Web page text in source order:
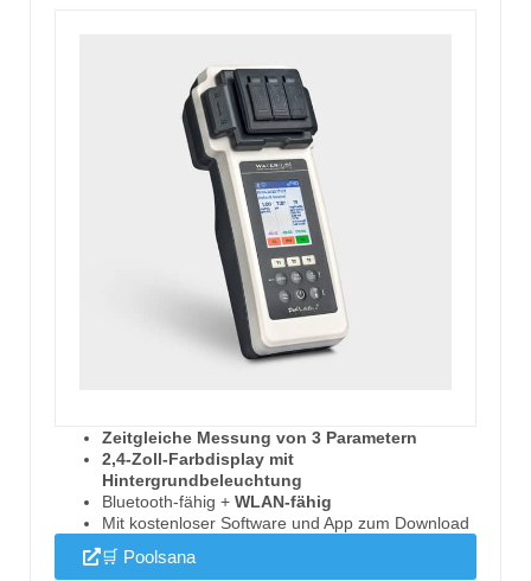
Zeitgleiche Messung von 3 Parametern
2,4-Zoll-Farbdisplay mit
Hintergrundbeleuchtung
Bluetooth-fähig + WLAN-fähig
Mit kostenloser Software und App zum Download
🛒 Poolsana